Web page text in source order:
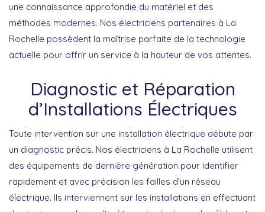
une connaissance approfondie du matériel et des
méthodes modernes. Nos électriciens partenaires à La
Rochelle possèdent la maîtrise parfaite de la technologie
actuelle pour offrir un service à la hauteur de vos attentes.
Diagnostic et Réparation
d’Installations Électriques
Toute intervention sur une installation électrique débute par
un diagnostic précis. Nos électriciens à La Rochelle utilisent
des équipements de dernière génération pour identifier
rapidement et avec précision les failles d’un réseau
électrique. Ils interviennent sur les installations en effectuant